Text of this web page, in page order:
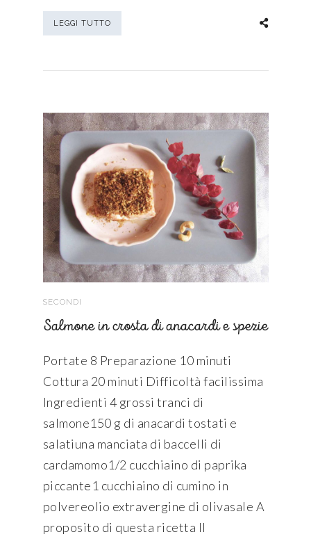
LEGGI TUTTO
SECONDI
Salmone in crosta di anacardi e spezie
Portate 8 Preparazione 10 minuti
Cottura 20 minuti Difficoltà facilissima
Ingredienti 4 grossi tranci di
salmone150 g di anacardi tostati e
salatiuna manciata di baccelli di
cardamomo1/2 cucchiaino di paprika
piccante1 cucchiaino di cumino in
polvereolio extravergine di olivasale A
proposito di questa ricetta Il